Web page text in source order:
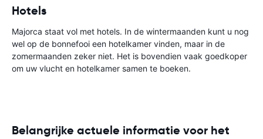
Hotels
Majorca staat vol met hotels. In de wintermaanden kunt u nog
wel op de bonnefooi een hotelkamer vinden, maar in de
zomermaanden zeker niet. Het is bovendien vaak goedkoper
om uw vlucht en hotelkamer samen te boeken.
Belangrijke actuele informatie voor het